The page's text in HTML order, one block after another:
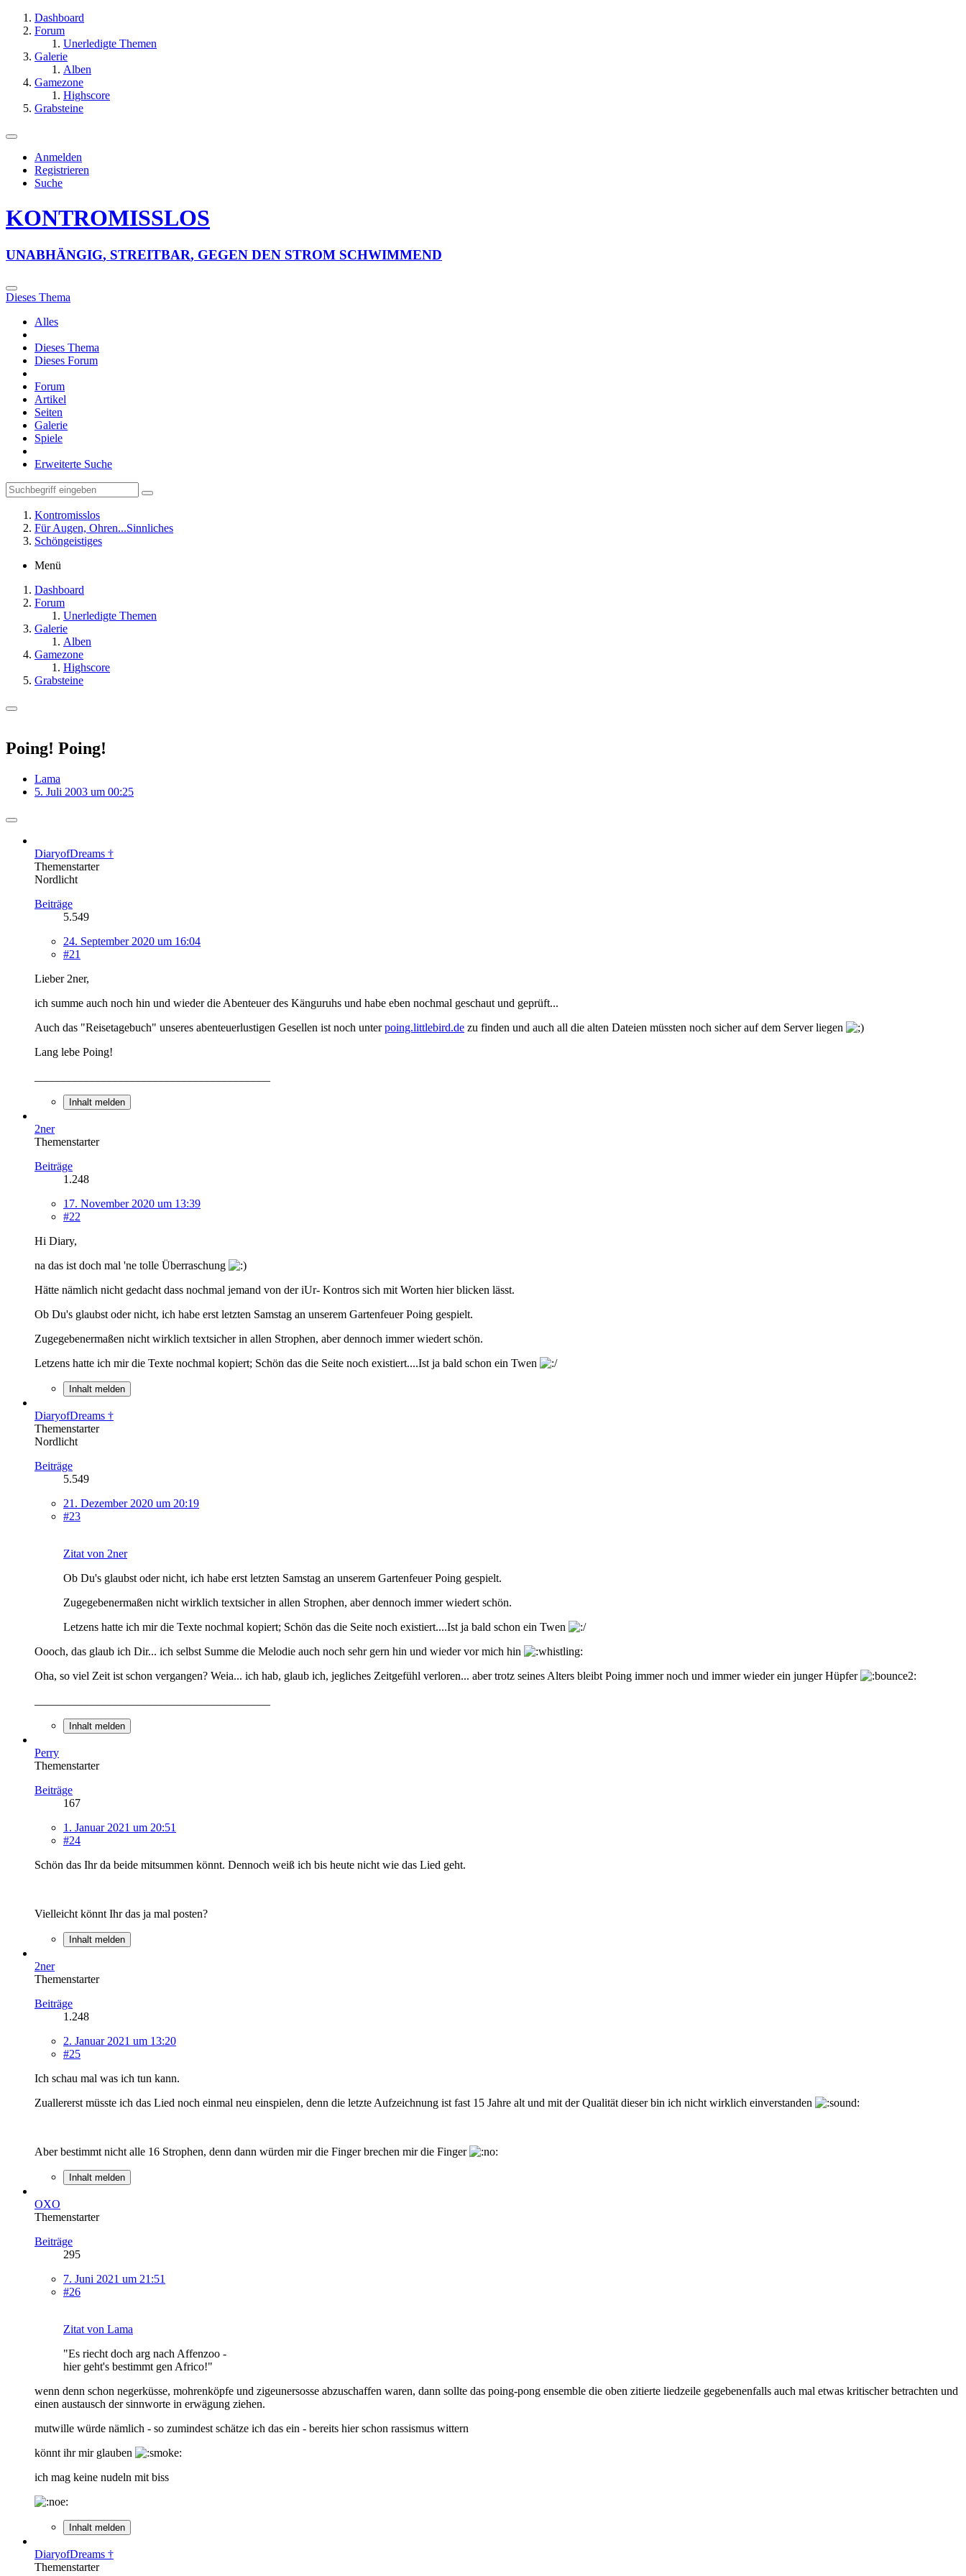
Dashboard
Forum
Unerledigte Themen
Galerie
Alben
Gamezone
Highscore
Grabsteine
Anmelden
Registrieren
Suche
KONTROMISSLOS
UNABHÄNGIG, STREITBAR, GEGEN DEN STROM SCHWIMMEND
Dieses Thema
Alles
Dieses Thema
Dieses Forum
Forum
Artikel
Seiten
Galerie
Spiele
Erweiterte Suche
Kontromisslos
Für Augen, Ohren...Sinnliches
Schöngeistiges
Menü
Dashboard
Forum
Unerledigte Themen
Galerie
Alben
Gamezone
Highscore
Grabsteine
Poing! Poing!
Lama
5. Juli 2003 um 00:25
DiaryofDreams †
Themenstarter
Nordlicht
Beiträge
5.549
24. September 2020 um 16:04
#21
Lieber 2ner,
ich summe auch noch hin und wieder die Abenteuer des Känguruhs und habe eben nochmal geschaut und geprüft...
Auch das "Reisetagebuch" unseres abenteuerlustigen Gesellen ist noch unterpoing.littlebird.de zu finden und auch all die alten Dateien müssten noch sicher auf dem Server liegen
Lang lebe Poing!
Inhalt melden
2ner
Themenstarter
Beiträge
1.248
17. November 2020 um 13:39
#22
Hi Diary,
na das ist doch mal 'ne tolle Überraschung
Hätte nämlich nicht gedacht dass nochmal jemand von der iUr- Kontros sich mit Worten hier blicken lässt.
Ob Du's glaubst oder nicht, ich habe erst letzten Samstag an unserem Gartenfeuer Poing gespielt.
Zugegebenermaßen nicht wirklich textsicher in allen Strophen, aber dennoch immer wiedert schön.
Letzens hatte ich mir die Texte nochmal kopiert; Schön das die Seite noch existiert....Ist ja bald schon ein Twen
Inhalt melden
DiaryofDreams †
Themenstarter
Nordlicht
Beiträge
5.549
21. Dezember 2020 um 20:19
#23
Zitat von 2ner
Ob Du's glaubst oder nicht, ich habe erst letzten Samstag an unserem Gartenfeuer Poing gespielt.
Zugegebenermaßen nicht wirklich textsicher in allen Strophen, aber dennoch immer wiedert schön.
Letzens hatte ich mir die Texte nochmal kopiert; Schön das die Seite noch existiert....Ist ja bald schon ein Twen
Oooch, das glaub ich Dir... ich selbst Summe die Melodie auch noch sehr gern hin und wieder vor mich hin
Oha, so viel Zeit ist schon vergangen? Weia... ich hab, glaub ich, jegliches Zeitgefühl verloren... aber trotz seines Alters bleibt Poing immer noch und immer wieder ein junger Hüpfer
Inhalt melden
Perry
Themenstarter
Beiträge
167
1. Januar 2021 um 20:51
#24
Schön das Ihr da beide mitsummen könnt. Dennoch weiß ich bis heute nicht wie das Lied geht.
Vielleicht könnt Ihr das ja mal posten?
Inhalt melden
2ner
Themenstarter
Beiträge
1.248
2. Januar 2021 um 13:20
#25
Ich schau mal was ich tun kann.
Zuallererst müsste ich das Lied noch einmal neu einspielen, denn die letzte Aufzeichnung ist fast 15 Jahre alt und mit der Qualität dieser bin ich nicht wirklich einverstanden
Aber bestimmt nicht alle 16 Strophen, denn dann würden mir die Finger brechen mir die Finger
Inhalt melden
OXO
Themenstarter
Beiträge
295
7. Juni 2021 um 21:51
#26
Zitat von Lama
"Es riecht doch arg nach Affenzoo -
hier geht's bestimmt gen Africo!"
wenn denn schon negerküsse, mohrenköpfe und zigeunersosse abzuschaffen waren, dann sollte das poing-pong ensemble die oben zitierte liedzeile gegebenenfalls auch mal etwas kritischer betrachten und
einen austausch der sinnworte in erwägung ziehen.
mutwille würde nämlich - so zumindest schätze ich das ein - bereits hier schon rassismus wittern
könnt ihr mir glauben
ich mag keine nudeln mit biss
Inhalt melden
DiaryofDreams †
Themenstarter